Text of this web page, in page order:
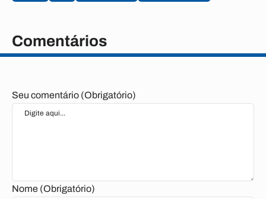
Comentários
Seu comentário (Obrigatório)
Nome (Obrigatório)